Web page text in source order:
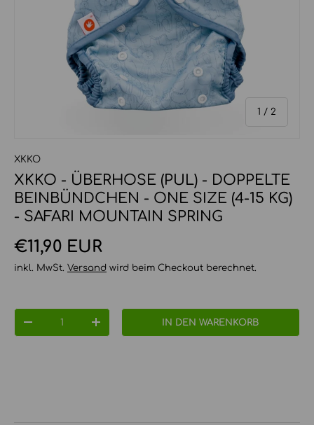
1 / von
2
XKKO
XKKO - ÜBERHOSE (PUL) - DOPPELTE
BEINBÜNDCHEN - ONE SIZE (4-15 KG)
- SAFARI MOUNTAIN SPRING
Normaler Preis
€11,90 EUR
inkl. MwSt. Versand wird beim Checkout berechnet.
Anzahl
MENGE VERRINGERNMENGE ERHÖHENIN DEN WARENKORB